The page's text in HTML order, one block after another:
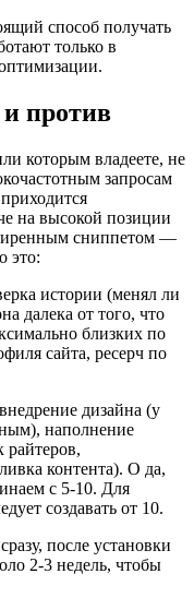
способ получать
только в
против
которым владеете, не
запросам
на высокой позиции
сниппетом —
это:
истории (менял ли
далека от того, что
близких по
сайта, ресерч по
дизайна (у
наполнение
райтеров,
контента). О да,
с 5-10. Для
создавать от 10.
после установки
2-3 недель, чтобы